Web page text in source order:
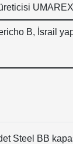
B, İsrail
Steel BB